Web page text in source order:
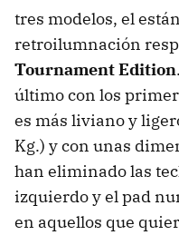
tres modelos, el
retroilumnación
Tournament Edition
último con los
es más liviano y
Kg.) y con unas
han eliminado las
izquierdo y el pad
en aquellos que